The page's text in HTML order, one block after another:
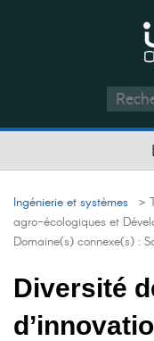
Ingénierie et systèmes >
agro-écologiques et
Domaine(s) connexe(s) :
Diversité